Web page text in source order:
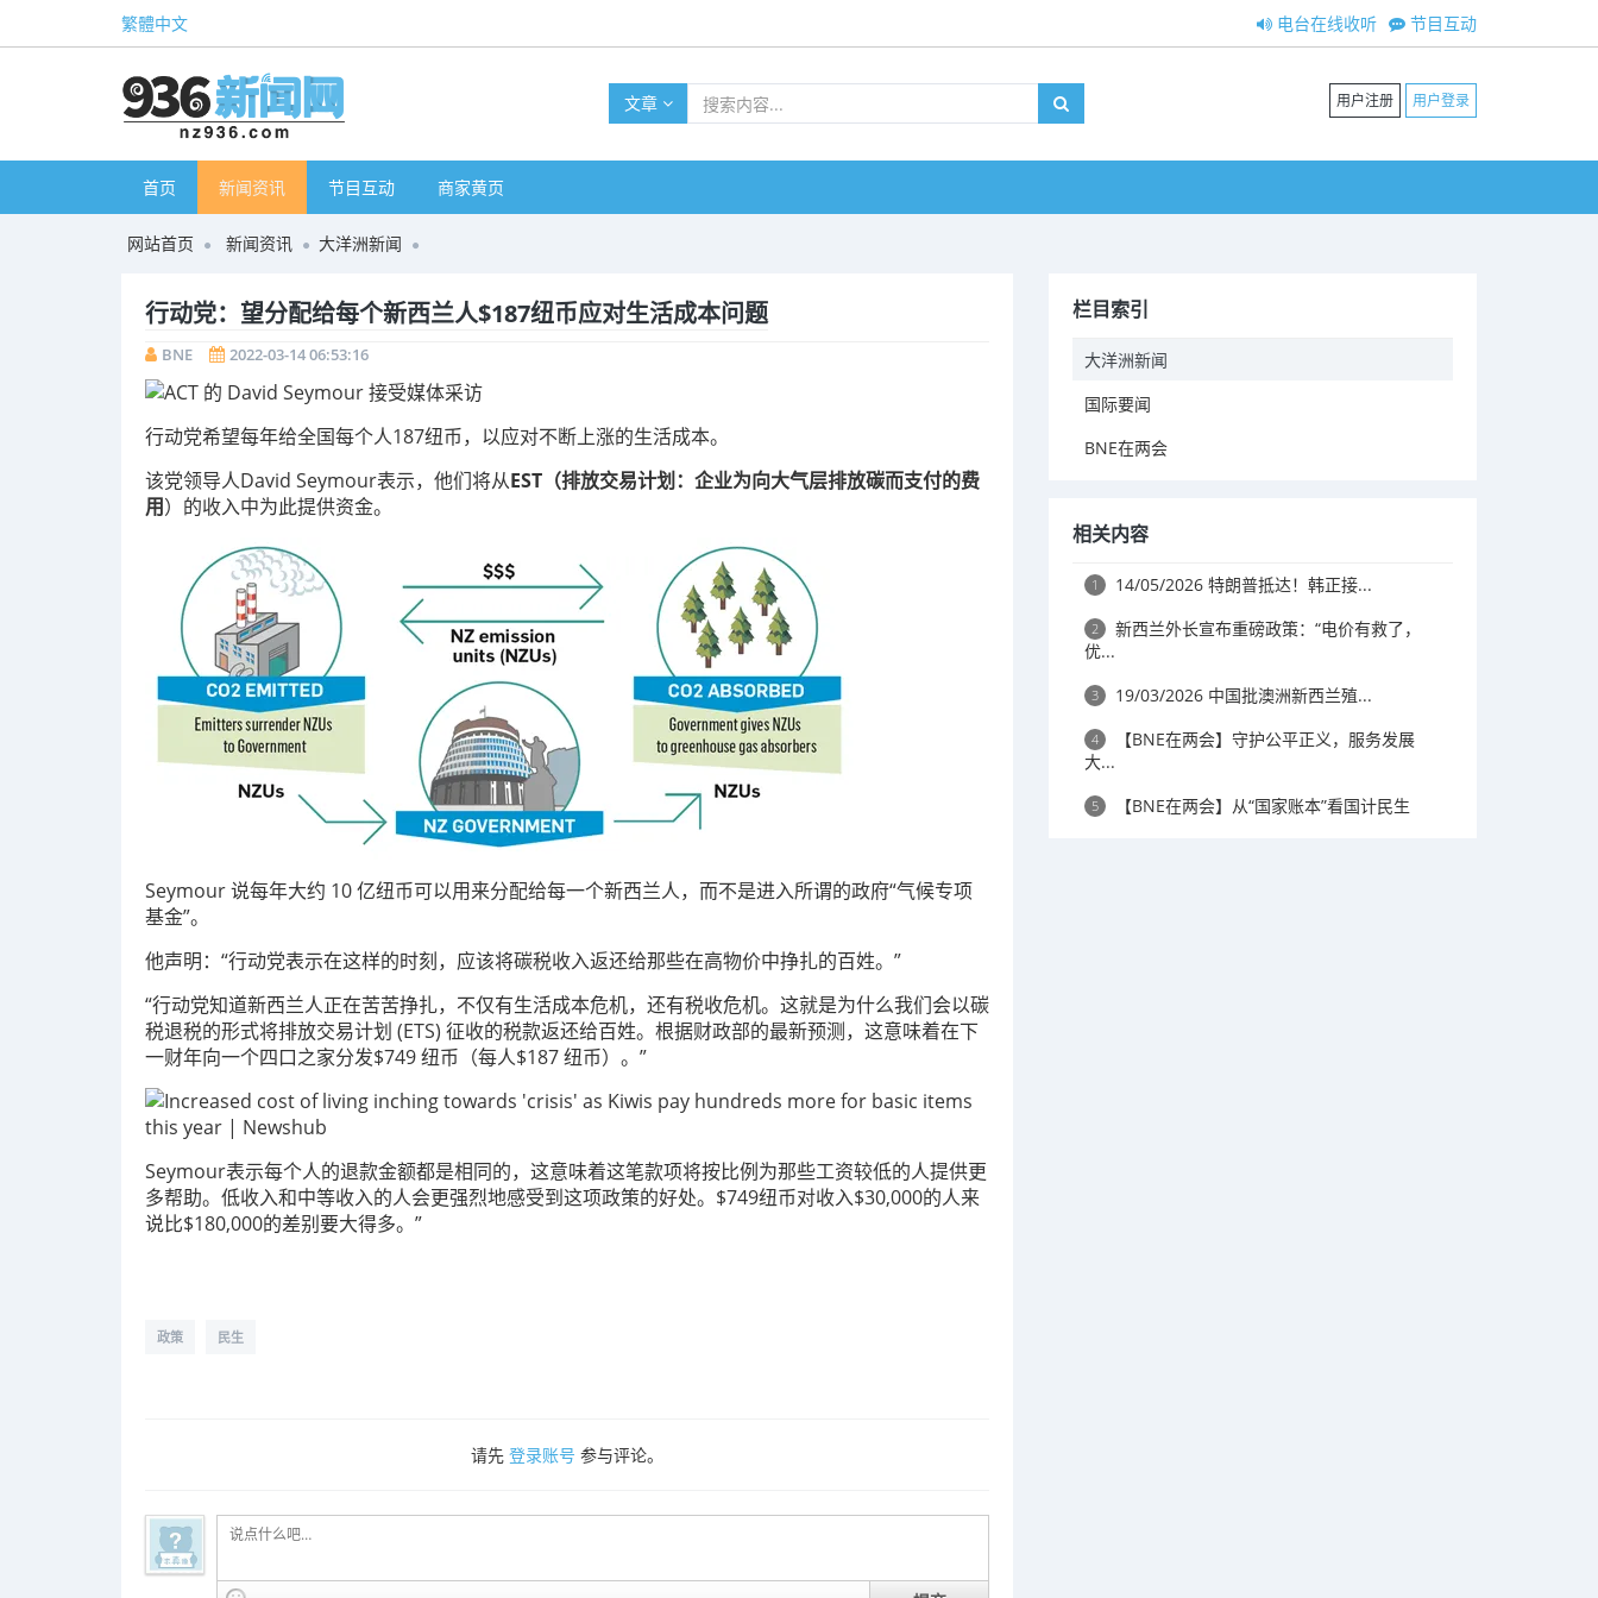
繁體中文 节目互动
电台在线收听
文章 用户注册 用户登录
首页 新闻资讯 节目互动 商家黄页
网站首页 新闻资讯 大洋洲新闻
行动党：望分配给每个新西兰人$187纽币应对生活成本问题
BNE 2022-03-14 06:53:16
行动党希望每年给全国每个人187纽币，以应对不断上涨的生活成本。
该党领导人David Seymour表示，他们将从EST（排放交易计划：企业为向大气层排放碳而支付的费
用）的收入中为此提供资金。
Seymour 说每年大约 10 亿纽币可以用来分配给每一个新西兰人，而不是进入所谓的政府“气候专项
基金”。
他声明：“行动党表示在这样的时刻，应该将碳税收入返还给那些在高物价中挣扎的百姓。”
“行动党知道新西兰人正在苦苦挣扎，不仅有生活成本危机，还有税收危机。这就是为什么我们会以碳
税退税的形式将排放交易计划 (ETS) 征收的税款返还给百姓。根据财政部的最新预测，这意味着在下
一财年向一个四口之家分发$749 纽币（每人$187 纽币）。”
Seymour表示每个人的退款金额都是相同的，这意味着这笔款项将按比例为那些工资较低的人提供更
多帮助。 低收入和中等收入的人会更强烈地感受到这项政策的好处。$749纽币对收入$30,000的人来
说比$180,000的差别要大得多。”
政策 民生
请先 登录账号 参与评论。
栏目索引
大洋洲新闻
国际要闻
BNE在两会
相关内容
1 14/05/2026 特朗普抵达！韩正接...
2
新西兰外长宣布重磅政策：“电价有救了，
优...
3 19/03/2026 中国批澳洲新西兰殖...
4
【BNE在两会】守护公平正义，服务发展
大...
5 【BNE在两会】从“国家账本”看国计民生